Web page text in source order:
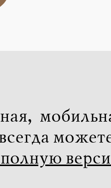
полную